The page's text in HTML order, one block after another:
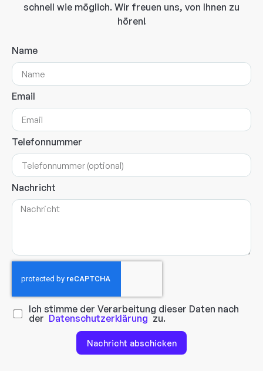
schnell wie möglich. Wir freuen uns, von Ihnen zu
hören!
Name
Email
Telefonnummer
Nachricht
Ich stimme der Verarbeitung dieser Daten nach
der Datenschutzerklärung zu.
Nachricht abschicken